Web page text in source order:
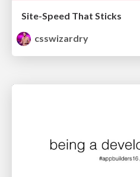
Site-Speed That Sticks
csswizardry